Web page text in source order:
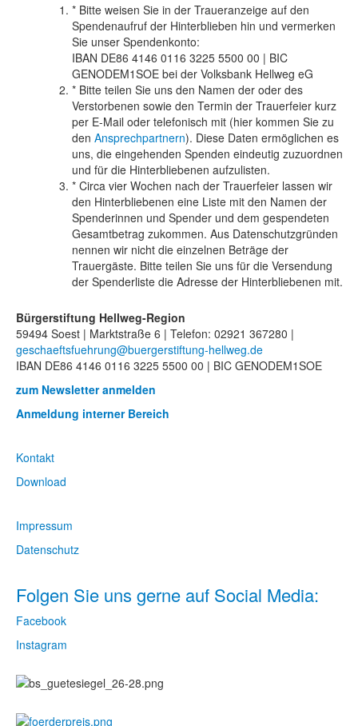
* Bitte weisen Sie in der Traueranzeige auf den
Spendenaufruf der Hinterblieben hin und vermerken
Sie unser Spendenkonto:
IBAN DE86 4146 0116 3225 5500 00 | BIC
GENODEM1SOE bei der Volksbank Hellweg eG
* Bitte teilen Sie uns den Namen der oder des
Verstorbenen sowie den Termin der Trauerfeier kurz
per E-Mail oder telefonisch mit (hier kommen Sie zu
den Ansprechpartnern). Diese Daten ermöglichen es
uns, die eingehenden Spenden eindeutig zuzuordnen
und für die Hinterbliebenen aufzulisten.
* Circa vier Wochen nach der Trauerfeier lassen wir
den Hinterbliebenen eine Liste mit den Namen der
Spenderinnen und Spender und dem gespendeten
Gesamtbetrag zukommen. Aus Datenschutzgründen
nennen wir nicht die einzelnen Beträge der
Trauergäste. Bitte teilen Sie uns für die Versendung
der Spenderliste die Adresse der Hinterbliebenen mit.
Bürgerstiftung Hellweg-Region
59494 Soest | Marktstraße 6 | Telefon: 02921 367280 |
geschaeftsfuehrung@buergerstiftung-hellweg.de
IBAN DE86 4146 0116 3225 5500 00 | BIC GENODEM1SOE
zum Newsletter anmelden
Anmeldung interner Bereich
Kontakt
Download
Impressum
Datenschutz
Folgen Sie uns gerne auf Social Media:
Facebook
Instagram